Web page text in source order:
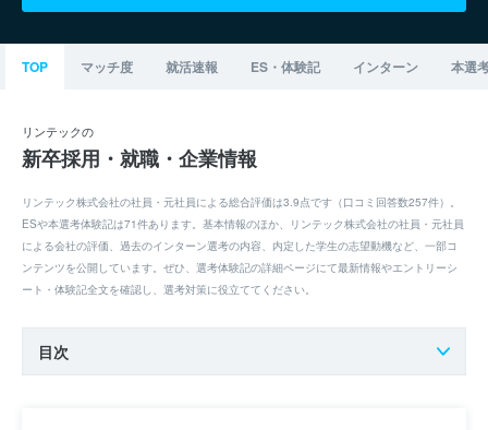
TOP マッチ度 就活速報 ES・体験記 インターン 本選
リンテックの
新卒採用・就職・企業情報
リンテック株式会社の社員・元社員による総合評価は3.9点です（口コミ回答数257件）。
ESや本選考体験記は71件あります。基本情報のほか、リンテック株式会社の社員・元社員
による会社の評価、過去のインターン選考の内容、内定した学生の志望動機など、一部コ
ンテンツを公開しています。ぜひ、選考体験記の詳細ページにて最新情報やエントリーシ
ート・体験記全文を確認し、選考対策に役立ててください。
目次